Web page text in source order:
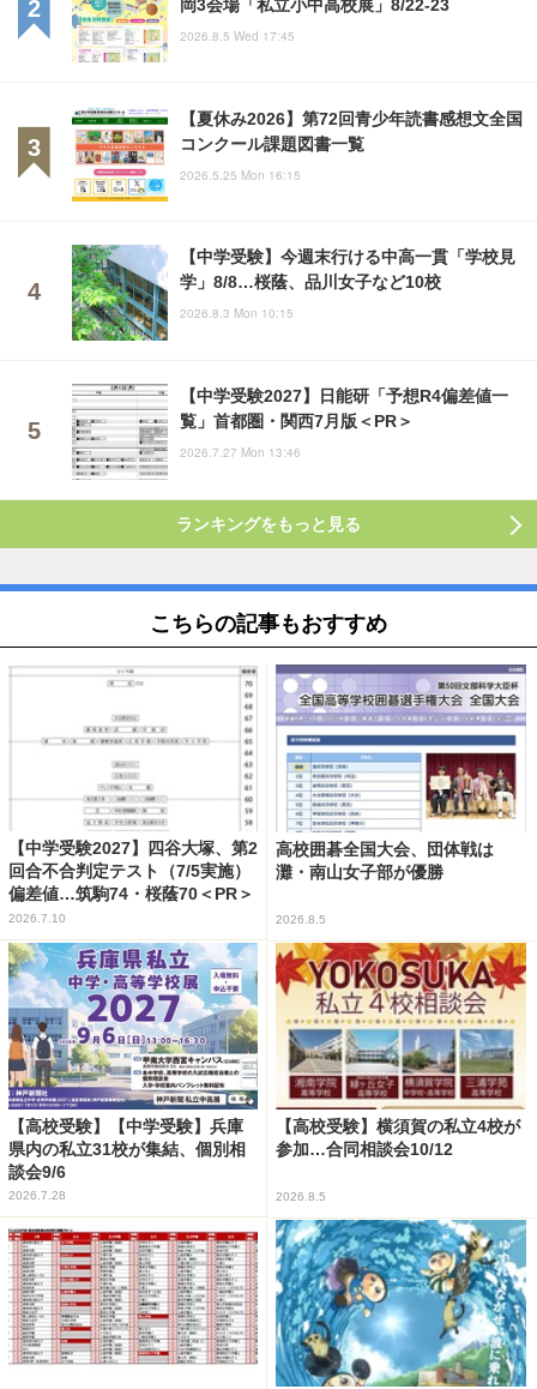
岡3会場「私立小中高校展」8/22-23
2026.8.5 Wed 17:45
【夏休み2026】第72回青少年読書感想文全国
コンクール課題図書一覧
2026.5.25 Mon 16:15
【中学受験】今週末行ける中高一貫「学校見
学」8/8…桜蔭、品川女子など10校
2026.8.3 Mon 10:15
【中学受験2027】日能研「予想R4偏差値一
覧」首都圏・関西7月版＜PR＞
2026.7.27 Mon 13:46
ランキングをもっと見る
こちらの記事もおすすめ
【中学受験2027】四谷大塚、第2
回合不合判定テスト（7/5実施）
偏差値…筑駒74・桜蔭70＜PR＞
2026.7.10
高校囲碁全国大会、団体戦は
灘・南山女子部が優勝
2026.8.5
【高校受験】【中学受験】兵庫
県内の私立31校が集結、個別相
談会9/6
2026.7.28
【高校受験】横須賀の私立4校が
参加…合同相談会10/12
2026.8.5